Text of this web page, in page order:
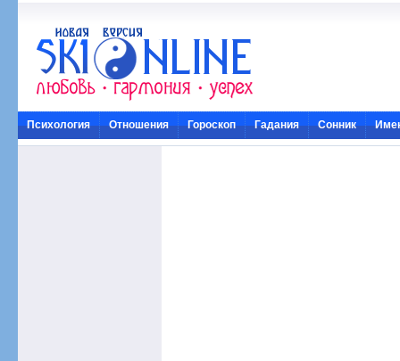
Психология Отношения Гороскоп Гадания Сонник